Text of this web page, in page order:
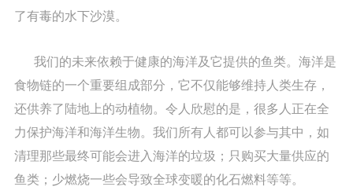
了有毒的水下沙漠。
我们的未来依赖于健康的海洋及它提供的鱼类。海洋是
食物链的一个重要组成部分，它不仅能够维持人类生存，
还供养了陆地上的动植物。令人欣慰的是，很多人正在全
力保护海洋和海洋生物。我们所有人都可以参与其中，如
清理那些最终可能会进入海洋的垃圾；只购买大量供应的
鱼类；少燃烧一些会导致全球变暖的化石燃料等等。